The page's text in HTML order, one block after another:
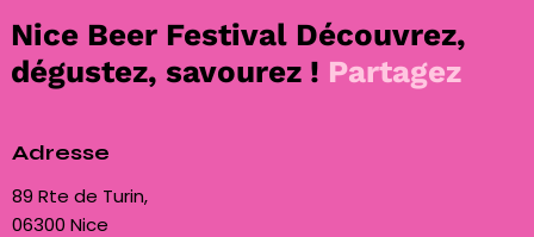
Nice Beer Festival Découvrez,
dégustez, savourez ! Partagez
Adresse
89 Rte de Turin,
06300 Nice